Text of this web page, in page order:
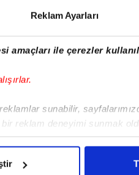
Reklam Ayarları
ile çerezler
sunabilir,
reklam deneyimi sunmak
bu noktada, reklamların